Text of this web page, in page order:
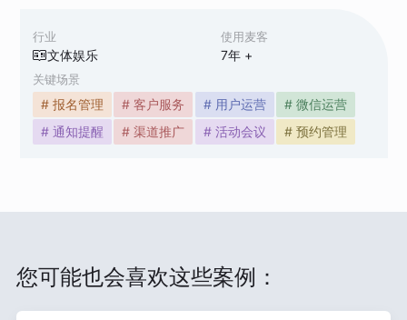
行业
文体娱乐
使用麦客
7年 +
关键场景
# 报名管理 # 客户服务 # 用户运营
# 微信运营
# 通知提醒
# 渠道推广 # 活动会议 # 预约管理
您可能也会喜欢这些案例：